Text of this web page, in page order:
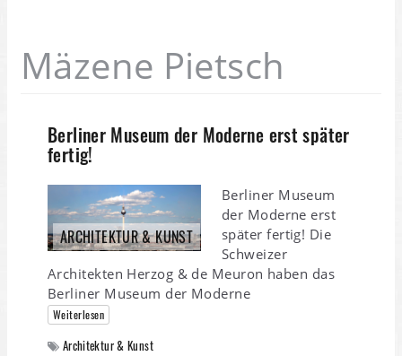
Mäzene Pietsch
Berliner Museum der Moderne erst später
fertig!
ARCHITEKTUR & KUNST
Berliner Museum
der Moderne erst
später fertig! Die
Schweizer
Architekten Herzog & de Meuron haben das
Berliner Museum der Moderne
Weiterlesen
Architektur & Kunst